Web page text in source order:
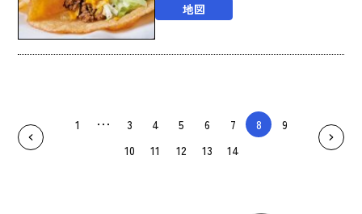
地図
1 3 4 5 6 7 8
9
10
11 12 13 14